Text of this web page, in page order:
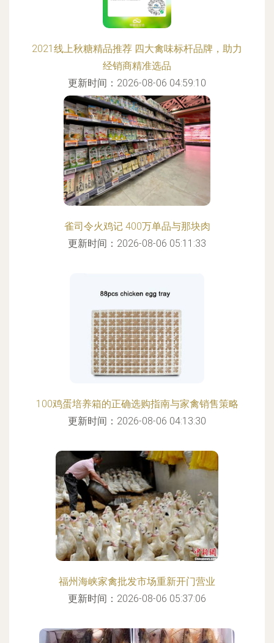
2021线上秋糖精品推荐 四大禽味标杆品牌，助力
经销商精准选品
更新时间：2026-08-06 04:59:10
雀司令火鸡记 400万单品与那块肉
更新时间：2026-08-06 05:11:33
100鸡蛋培养箱的正确选购指南与家禽销售策略
更新时间：2026-08-06 04:13:30
福州海峡家禽批发市场重新开门营业
更新时间：2026-08-06 05:37:06